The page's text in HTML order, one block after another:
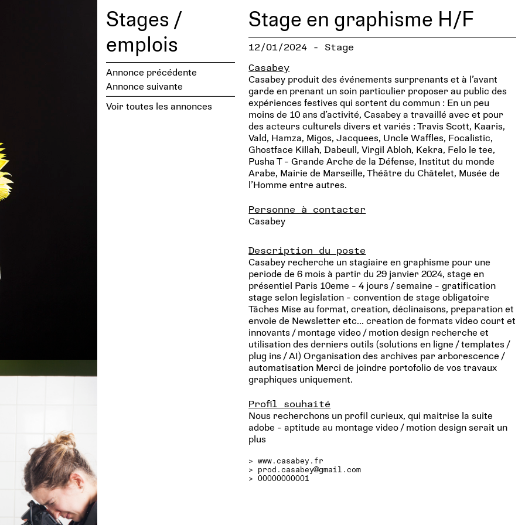
Stages /
emplois
Annonce précédente
Annonce suivante
Voir toutes les annonces
Stage en graphisme H/F
12/01/2024 - Stage
Casabey
Casabey produit des événements surprenants et à l’avant
garde en prenant un soin particulier proposer au public des
expériences festives qui sortent du commun : En un peu
moins de 10 ans d’activité, Casabey a travaillé avec et pour
des acteurs culturels divers et variés : Travis Scott, Kaaris,
Vald, Hamza, Migos, Jacquees, Uncle Waffles, Focalistic,
Ghostface Killah, Dabeull, Virgil Abloh, Kekra, Felo le tee,
Pusha T - Grande Arche de la Défense, Institut du monde
Arabe, Mairie de Marseille, Théâtre du Châtelet, Musée de
l’Homme entre autres.
Personne à contacter
Casabey
Description du poste
Casabey recherche un stagiaire en graphisme pour une
periode de 6 mois à partir du 29 janvier 2024, stage en
présentiel Paris 10eme - 4 jours / semaine - gratification
stage selon legislation - convention de stage obligatoire
Tâches Mise au format, creation, déclinaisons, preparation et
envoie de Newsletter etc... creation de formats video court et
innovants / montage video / motion design recherche et
utilisation des derniers outils (solutions en ligne / templates /
plug ins / AI) Organisation des archives par arborescence /
automatisation Merci de joindre portofolio de vos travaux
graphiques uniquement.
Profil souhaité
Nous recherchons un profil curieux, qui maitrise la suite
adobe - aptitude au montage video / motion design serait un
plus
>www.casabey.fr
> prod.casabey@gmail.com
> 00000000001